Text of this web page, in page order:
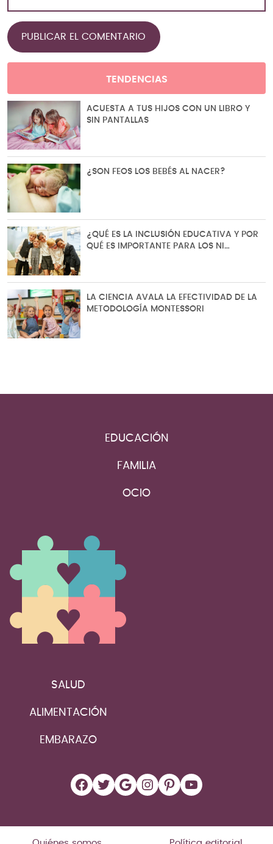
TENDENCIAS
ACUESTA A TUS HIJOS CON UN LIBRO Y
SIN PANTALLAS
¿SON FEOS LOS BEBÉS AL NACER?
¿QUÉ ES LA INCLUSIÓN EDUCATIVA Y POR
QUÉ ES IMPORTANTE PARA LOS NI…
LA CIENCIA AVALA LA EFECTIVIDAD DE LA
METODOLOGÍA MONTESSORI
EDUCACIÓN
FAMILIA
OCIO
SALUD
ALIMENTACIÓN
EMBARAZO
Facebook
Twitter
Google
Instagram
Pinterest
YouTube